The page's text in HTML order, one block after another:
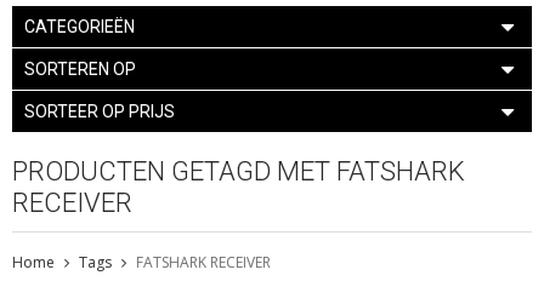
CATEGORIEËN
SORTEREN OP
SORTEER OP PRIJS
PRODUCTEN GETAGD MET FATSHARK
RECEIVER
Home Tags FATSHARK RECEIVER